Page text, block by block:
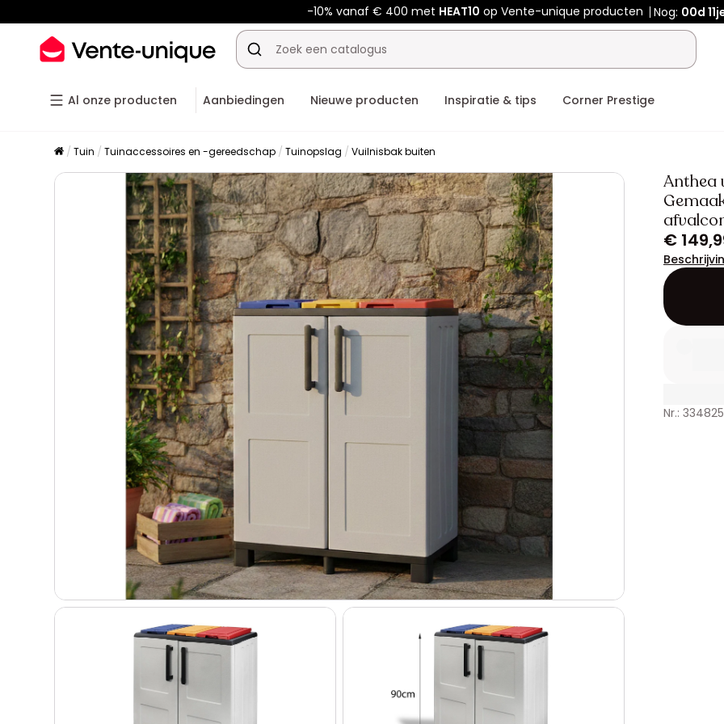
-10% vanaf € 400 met HEAT10 op Vente-unique producten Nog: 00d
Al onze producten Aanbiedingen Nieuwe producten Inspiratie & tips Corner Prestige
Tuin Tuinaccessoires en -gereedschap Tuinopslag Vuilnisbak buiten
Anthea
€
Nr.: